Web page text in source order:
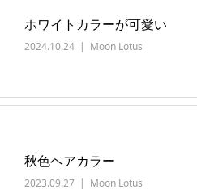
ホワイトカラーが可愛い
2024.10.24 Moon Lotus
秋色ヘアカラー
2023.09.27 Moon Lotus